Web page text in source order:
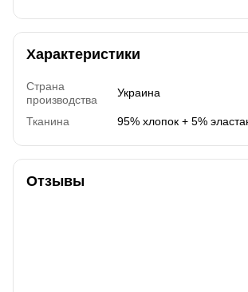
Характеристики
Страна
производства
Украина
Тканина 95% хлопок + 5%
Отзывы